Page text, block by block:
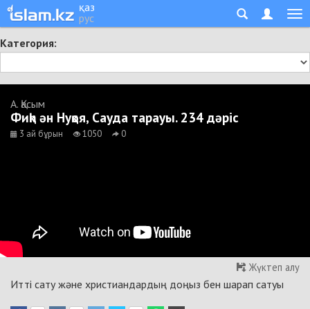
қаз
рус
Категория:
А. Қасым
Фиқһ ән Нуқоя, Сауда тарауы. 234 дәріс
3 ай бұрын 1050 0
Жүктеп алу
Итті сату және христиандардың доңыз бен шарап сатуы